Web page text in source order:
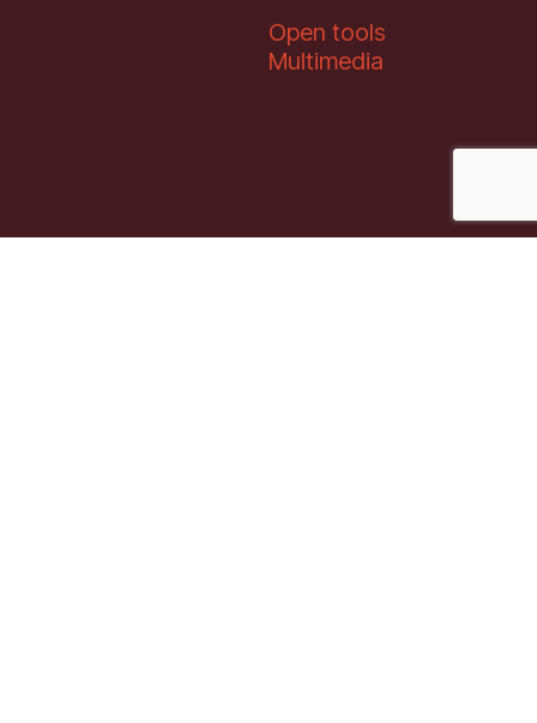
Open tools
Multimedia